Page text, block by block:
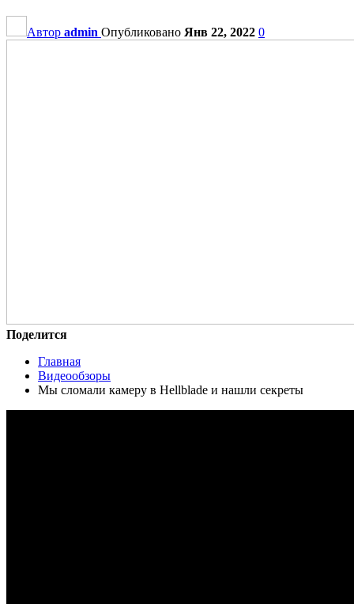
Автор admin Опубликовано Янв 22, 2022 0
Поделится
Главная
Видеообзоры
Мы сломали камеру в Hellblade и нашли секреты